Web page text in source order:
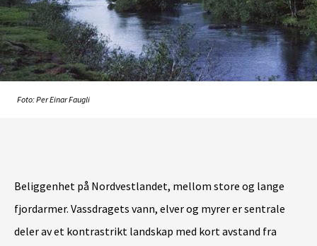
Foto: Per Einar Faugli
Beliggenhet på Nordvestlandet, mellom store og lange
fjordarmer. Vassdragets vann, elver og myrer er sentrale
deler av et kontrastrikt landskap med kort avstand fra